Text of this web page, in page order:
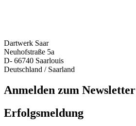
Dartwerk Saar
Neuhofstraße 5a
D- 66740 Saarlouis
Deutschland / Saarland
Anmelden zum Newsletter
Erfolgsmeldung